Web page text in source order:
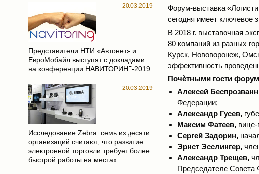
20.03.2019
Представители НТИ «Автонет» и
ЕвроМобайл выступят с докладами
на конференции НАВИТОРИНГ-2019
20.03.2019
Исследование Zebra: семь из десяти
организаций считают, что развитие
электронной торговли требует более
быстрой работы на местах
Форум-выставка
сегодня имеет ключевое
В 2018 г. выставочная
80 компаний из разных
Курск, Нововоронеж,
эффективность
Почѐтными гости
Алексей
Федерации;
Александр Гусев,
Максим Фатеев,вице-
Сергей Задорин,
Эрнст Эсслингер,
Александр Трещев,
Председателе Совета